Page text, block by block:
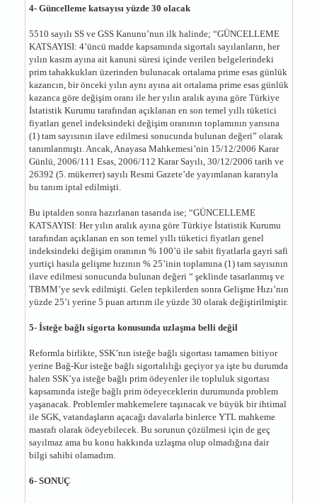
4- Güncelleme katsayısı yüzde 30 olacak
5510 sayılı SS ve GSS Kanunu’nun ilk halinde; “GÜNCELLEME
KATSAYISI: 4’üncü madde kapsamında sigortalı sayılanların, her
yılın kasım ayına ait kanuni süresi içinde verilen belgelerindeki
prim tahakkukları üzerinden bulunacak ortalama prime esas günlük
kazancın, bir önceki yılın aynı ayına ait ortalama prime esas günlük
kazanca göre değişim oranı ile her yılın aralık ayına göre Türkiye
İstatistik Kurumu tarafından açıklanan en son temel yıllı tüketici
fiyatları genel indeksindeki değişim oranının toplamının yarısına
(1) tam sayısının ilave edilmesi sonucunda bulunan değeri” olarak
tanımlanmıştı. Ancak, Anayasa Mahkemesi’nin 15/12/2006 Karar
Günlü, 2006/111 Esas, 2006/112 Karar Sayılı, 30/12/2006 tarih ve
26392 (5. mükerrer) sayılı Resmi Gazete’de yayımlanan kararıyla
bu tanım iptal edilmişti.
Bu iptalden sonra hazırlanan tasarıda ise; “GÜNCELLEME
KATSAYISI: Her yılın aralık ayına göre Türkiye İstatistik Kurumu
tarafından açıklanan en son temel yıllı tüketici fiyatları genel
indeksindeki değişim oranının % 100’ü ile sabit fiyatlarla gayri safi
yurtiçi hasıla gelişme hızının % 25’inin toplamına (1) tam sayısının
ilave edilmesi sonucunda bulunan değeri “ şeklinde tasarlanmış ve
TBMM’ye sevk edilmişti. Gelen tepkilerden sonra Gelişme Hızı’nın
yüzde 25’i yerine 5 puan artırım ile yüzde 30 olarak değiştirilmiştir.
5- İsteğe bağlı sigorta konusunda uzlaşma belli değil
Reformla birlikte, SSK’nın isteğe bağlı sigortası tamamen bitiyor
yerine Bağ-Kur isteğe bağlı sigortalılığı geçiyor ya işte bu durumda
halen SSK’ya isteğe bağlı prim ödeyenler ile topluluk sigortası
kapsamında isteğe bağlı prim ödeyeceklerin durumunda problem
yaşanacak. Problemler mahkemelere taşınacak ve büyük bir ihtimal
ile SGK, vatandaşların açacağı davalarla binlerce YTL mahkeme
masrafı olarak ödeyebilecek. Bu sorunun çözülmesi için de geç
sayılmaz ama bu konu hakkında uzlaşma olup olmadığına dair
bilgi sahibi olamadım.
6- SONUÇ